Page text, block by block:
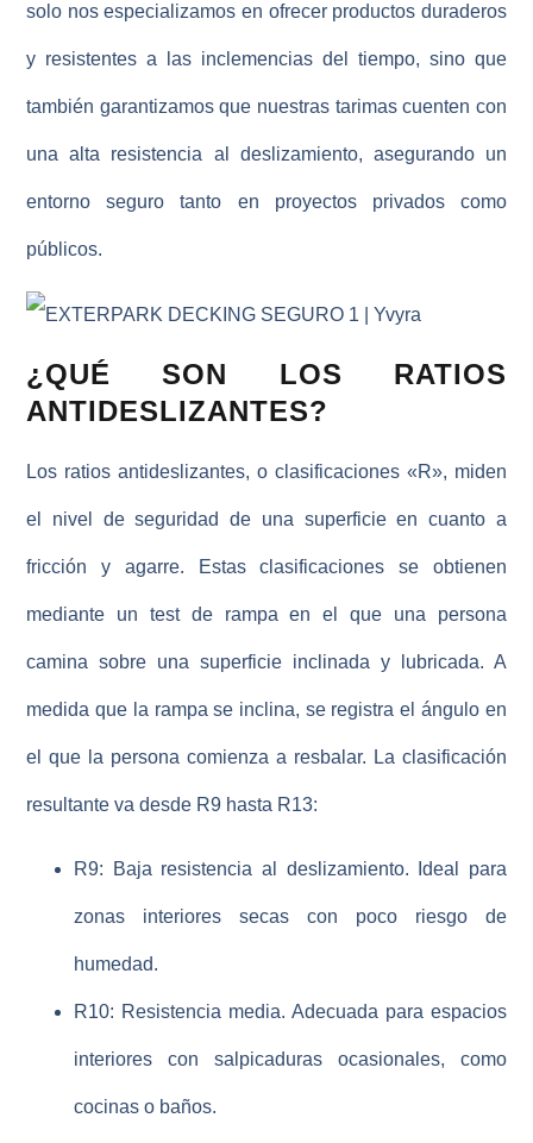
solo nos especializamos en ofrecer productos duraderos
y resistentes a las inclemencias del tiempo, sino que
también garantizamos que nuestras tarimas cuenten con
una alta resistencia al deslizamiento, asegurando un
entorno seguro tanto en proyectos privados como
públicos.
¿QUÉ SON LOS RATIOS
ANTIDESLIZANTES?
Los ratios antideslizantes, o clasificaciones «R», miden
el nivel de seguridad de una superficie en cuanto a
fricción y agarre. Estas clasificaciones se obtienen
mediante un test de rampa en el que una persona
camina sobre una superficie inclinada y lubricada. A
medida que la rampa se inclina, se registra el ángulo en
el que la persona comienza a resbalar. La clasificación
resultante va desde R9 hasta R13:
R9: Baja resistencia al deslizamiento. Ideal para
zonas interiores secas con poco riesgo de
humedad.
R10: Resistencia media. Adecuada para espacios
interiores con salpicaduras ocasionales, como
cocinas o baños.